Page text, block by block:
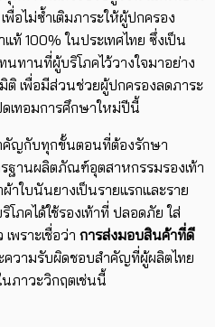
พื่อไม่ซ้ำเติมภาระให้ผู้ปกครอง
ท้ 100% ในประเทศไทย ซึ่งเป็น
ทานที่ผู้บริโภคไว้วางใจมาอย่าง
เพื่อมีส่วนช่วยผู้ปกครองลดภาระ
ดเทอมการศึกษาใหม่ปีนี้
คัญกับทุกขั้นตอนที่ต้องรักษา
ฐานผลิตภัณฑ์อุตสาหกรรมรองเท้า
าใบนันยางเป็นรายแรกและราย
โภคได้ใช้รองเท้าที่ ปลอดภัย ใส่
พราะ​เชื่อว่า การส่งมอบสินค้าที่ดี
วามรับผิดชอบสำคัญที่ผู้ผลิตไทย
ภาวะวิกฤตเช่นนี้